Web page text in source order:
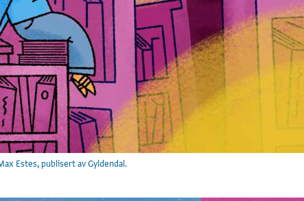
Estes, publisert av Gyldendal.